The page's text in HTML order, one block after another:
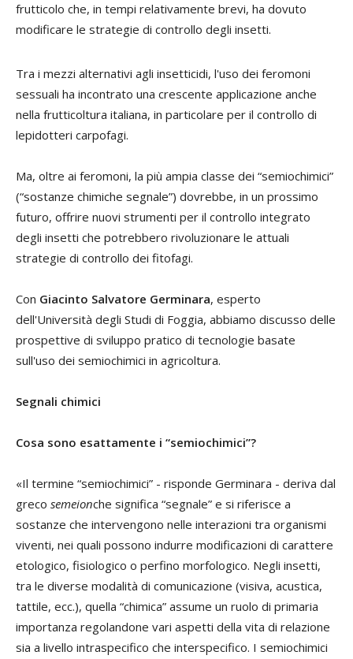
frutticolo che, in tempi relativamente brevi, ha dovuto
modificare le strategie di controllo degli insetti.
Tra i mezzi alternativi agli insetticidi, l'uso dei feromoni
sessuali ha incontrato una crescente applicazione anche
nella frutticoltura italiana, in particolare per il controllo di
lepidotteri carpofagi.
Ma, oltre ai feromoni, la più ampia classe dei “semiochimici”
(“sostanze chimiche segnale”) dovrebbe, in un prossimo
futuro, offrire nuovi strumenti per il controllo integrato
degli insetti che potrebbero rivoluzionare le attuali
strategie di controllo dei fitofagi.
Con Giacinto Salvatore Germinara, esperto
dell'Università degli Studi di Foggia, abbiamo discusso delle
prospettive di sviluppo pratico di tecnologie basate
sull'uso dei semiochimici in agricoltura.
Segnali chimici
Cosa sono esattamente i “semiochimici”?
«Il termine “semiochimici” - risponde Germinara - deriva dal
greco semeionche significa “segnale” e si riferisce a
sostanze che intervengono nelle interazioni tra organismi
viventi, nei quali possono indurre modificazioni di carattere
etologico, fisiologico o perfino morfologico. Negli insetti,
tra le diverse modalità di comunicazione (visiva, acustica,
tattile, ecc.), quella “chimica” assume un ruolo di primaria
importanza regolandone vari aspetti della vita di relazione
sia a livello intraspecifico che interspecifico. I semiochimici